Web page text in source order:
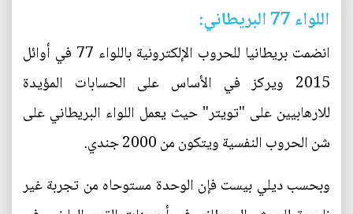
اللواء 77 البريطاني:
انضمت بريطانيا للحروب الإلكترونية باللواء 77 في أوائل
2015 ويركز في الأساس على الحسابات المؤيدة
للارهابيين على "تويتر" حيث يعمل اللواء البريطاني على
شن الحروب النفسية ويتكون من 2000 جندي.
وبحسب ديلي بيست فإن الوحدة مستوحاه من تجربة غير